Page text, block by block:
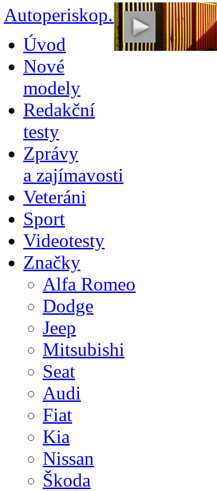
Autoperiskop.cz –
obsahu
webu
Úvod
Nové
modely
Redakční
testy
Zprávy
a zajímavosti
Veteráni
Sport
Videotesty
Značky
Alfa Romeo
Dodge
Jeep
Mitsubishi
Seat
Audi
Fiat
Kia
Nissan
Škoda